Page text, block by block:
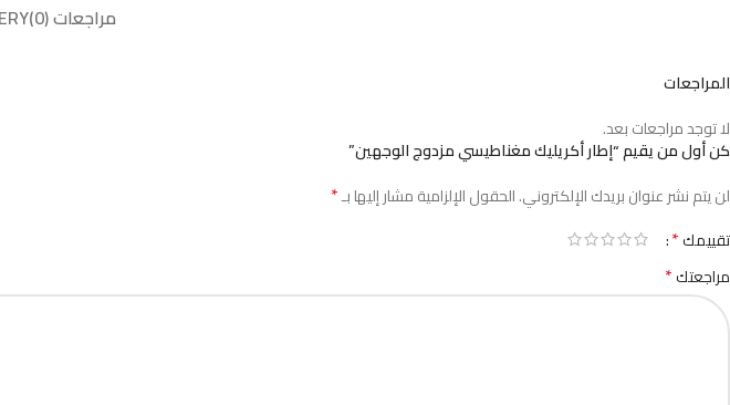
مراجعات (0)
المراجعات
لا توجد مراجعات بعد.
كن أول من يقيم “إطار أكريليك مغناطيسي مزدوج الوجهين”
لن يتم نشر عنوان بريدك الإلكتروني.الحقول الإلزامية مشار إليها بـ*
تقييمك*
مراجعتك*